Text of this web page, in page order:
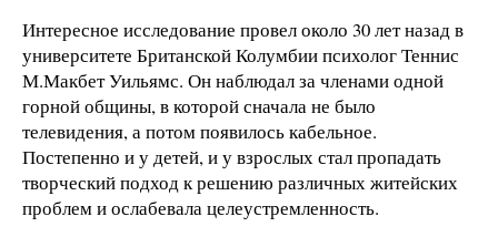
Интересное исследование провел около 30 лет назад в
университете Британской Колумбии психолог Теннис
М.Макбет Уильямс. Он наблюдал за членами одной
горной общины, в которой сначала не было
телевидения, а потом появилось кабельное.
Постепенно и у детей, и у взрослых стал пропадать
творческий подход к решению различных житейских
проблем и ослабевала целеустремленность.